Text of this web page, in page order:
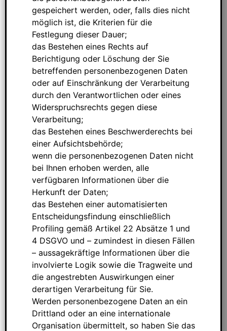
gespeichert werden, oder, falls dies nicht
möglich ist, die Kriterien für die
Festlegung dieser Dauer;
das Bestehen eines Rechts auf
Berichtigung oder Löschung der Sie
betreffenden personenbezogenen Daten
oder auf Einschränkung der Verarbeitung
durch den Verantwortlichen oder eines
Widerspruchsrechts gegen diese
Verarbeitung;
das Bestehen eines Beschwerderechts bei
einer Aufsichtsbehörde;
wenn die personenbezogenen Daten nicht
bei Ihnen erhoben werden, alle
verfügbaren Informationen über die
Herkunft der Daten;
das Bestehen einer automatisierten
Entscheidungsfindung einschließlich
Profiling gemäß Artikel 22 Absätze 1 und
4 DSGVO und – zumindest in diesen Fällen
– aussagekräftige Informationen über die
involvierte Logik sowie die Tragweite und
die angestrebten Auswirkungen einer
derartigen Verarbeitung für Sie.
Werden personenbezogene Daten an ein
Drittland oder an eine internationale
Organisation übermittelt, so haben Sie das